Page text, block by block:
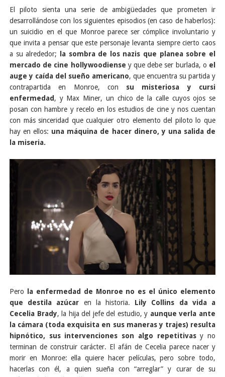
El piloto sienta una serie de ambigüedades que prometen ir
desarrollándose con los siguientes episodios (en caso de haberlos):
un suicidio en el que Monroe parece ser cómplice involuntario y
que invita a pensar que este personaje levanta siempre cierto caos
a su alrededor; la sombra de los nazis que planea sobre el
mercado de cine hollywoodiense y que debe ser burlada, o el
auge y caída del sueño americano, que encuentra su partida y
contrapartida en Monroe, con su misteriosa y cursi
enfermedad, y Max Miner, un chico de la calle cuyos ojos se
posan con hambre y recelo en los estudios de cine y nos cuentan
con más sinceridad que cualquier otro elemento del piloto lo que
hay en ellos: una máquina de hacer dinero, y una salida de
la miseria.
Pero
la enfermedad de Monroe no es el único elemento
que destila azúcar en la historia. Lily Collins da vida a
Cecelia Brady, la hija del jefe del estudio, y aunque verla ante
la cámara (toda exquisita en sus maneras y trajes) resulta
hipnótico, sus intervenciones son algo repetitivasy no
terminan de construir carácter. El afán de Cecelia parece nacer y
morir en Monroe: ella quiere hacer películas, pero sobre todo,
hacerlas con él, a quien sueña con “arreglar” y curar de su